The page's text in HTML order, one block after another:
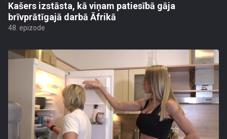
Kašers izstāsta, kā viņam patiesībā gāja
brīvprātīgajā darbā Āfrikā
48. epizode